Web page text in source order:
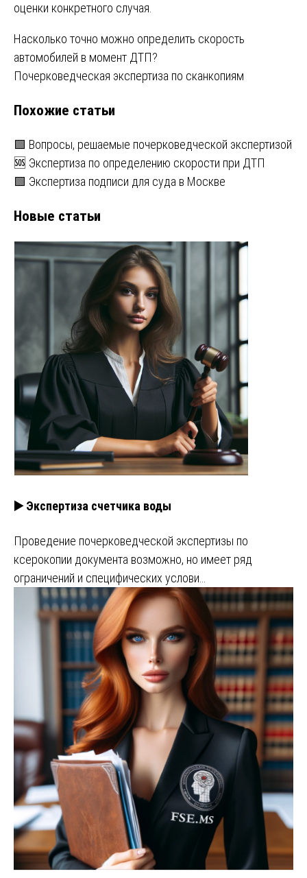
оценки конкретного случая.
Навигация
по
Насколько точно можно определить скорость
автомобилей в момент ДТП?
Почерковедческая экспертиза по сканкопиям
Похожие статьи
🟩 Вопросы, решаемые почерковедческой экспертизой
🆘 Экспертиза по определению скорости при ДТП
🟩 Экспертиза подписи для суда в Москве
Новые статьи
▶️ Экспертиза счетчика воды
Проведение почерковедческой экспертизы по
ксерокопии документа возможно, но имеет ряд
ограничений и специфических услови…